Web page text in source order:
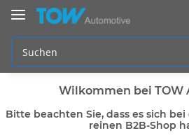
Wilkommen bei TOW
Bitte beachten Sie, dass es sich
reinen B2B-Shop